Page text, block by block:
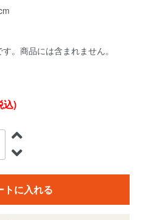
。商品には含まれません。
込)
トに入れる